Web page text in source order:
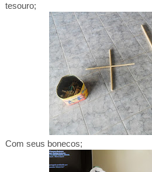
tesouro;
Com seus bonecos;